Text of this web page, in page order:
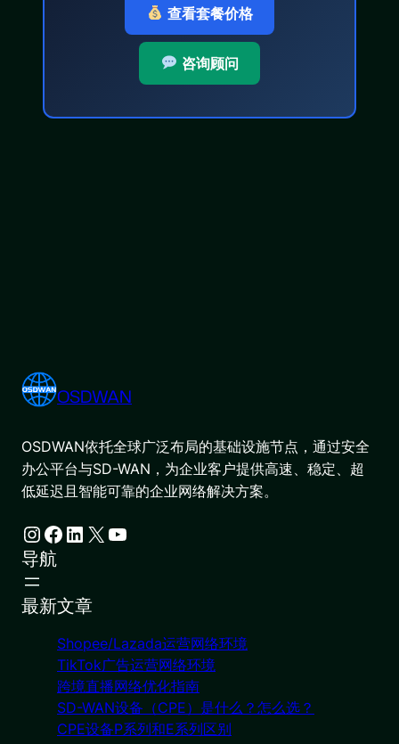
查看套餐价格
咨询顾问
OSDWAN
OSDWAN依托全球广泛布局的基础设施节点，通过安全
办公平台与SD-WAN，为企业客户提供高速、稳定、超
低延迟且智能可靠的企业网络解决方案。
Instagram Facebook LinkedIn X YouTube
导航
最新文章
Shopee/Lazada运营网络环境
TikTok广告运营网络环境
跨境直播网络优化指南
SD-WAN设备（CPE）是什么？怎么选？
CPE设备P系列和E系列区别